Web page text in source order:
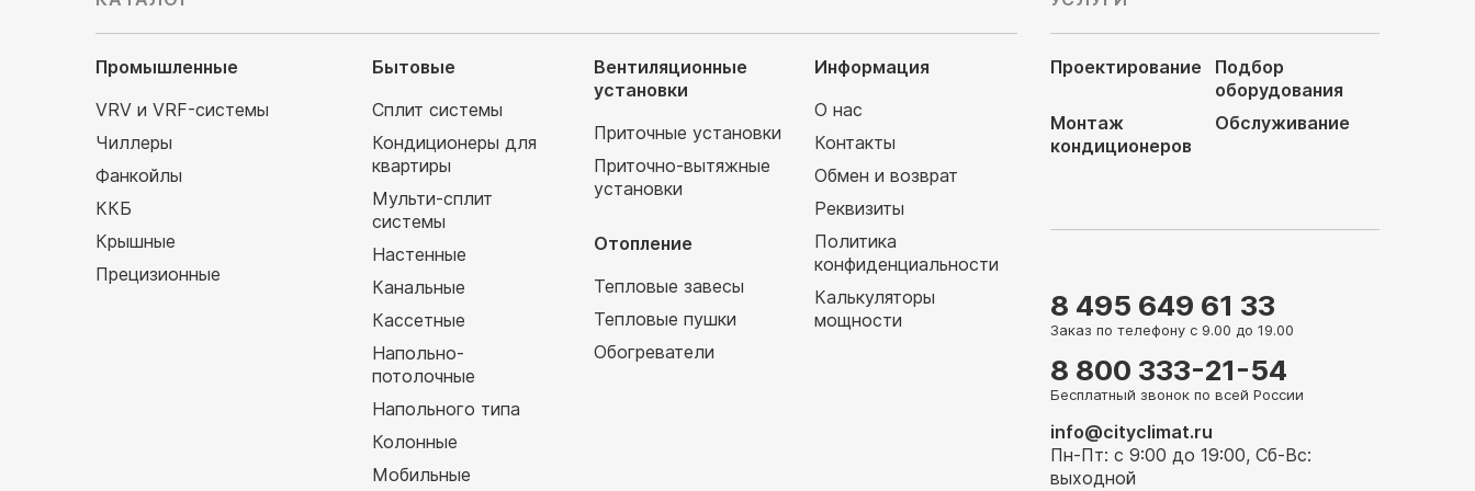
Промышленные
VRV и VRF-системы
Чиллеры
Фанкойлы
ККБ
Крышные
Прецизионные
Бытовые
Сплит системы
Кондиционеры для
квартиры
Мульти-сплит
системы
Настенные
Канальные
Кассетные
Напольно-
потолочные
Напольного типа
Колонные
Мобильные
Вентиляционные
установки
Приточные установки
Приточно-вытяжные
установки
Отопление
Тепловые завесы
Тепловые пушки
Обогреватели
Информация
О нас
Контакты
Обмен и возврат
Реквизиты
Политика
конфиденциальности
Калькуляторы
мощности
Проектирование
Подбор
оборудования
Монтаж
кондиционеров
Обслуживание
8 495 649 61 33
Заказ по телефону с 9.00 до 19.00
8 800 333-21-54
Бесплатный звонок по всей России
info@cityclimat.ru
Пн-Пт: с 9:00 до 19:00, Сб-Вс:
выходной